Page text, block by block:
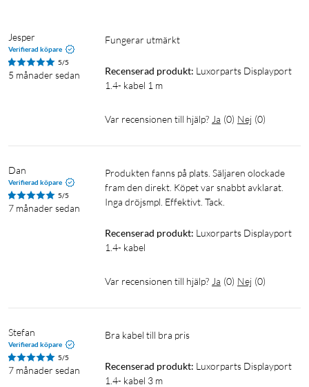
Jesper
Verifierad köpare
5/5
5 månader sedan
Fungerar utmärkt
Recenserad produkt: Luxorparts Displayport
1.4- kabel 1 m
Var recensionen till hjälp? Ja (0) Nej (0)
Dan
Verifierad köpare
5/5
7 månader sedan
Produkten fanns på plats. Säljaren olockade
fram den direkt. Köpet var snabbt avklarat.
Inga dröjsmpl. Effektivt. Tack.
Recenserad produkt: Luxorparts Displayport
1.4- kabel
Var recensionen till hjälp? Ja (0) Nej (0)
Stefan
Verifierad köpare
5/5
7 månader sedan
Bra kabel till bra pris
Recenserad produkt: Luxorparts Displayport
1.4- kabel 3 m